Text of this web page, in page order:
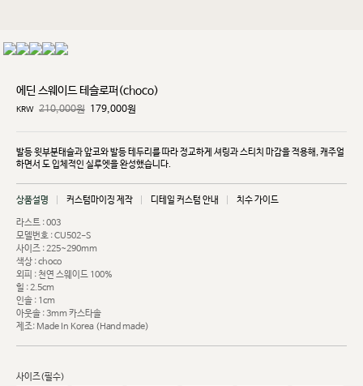
에딘 스웨이드 테슬로퍼(choco)
KRW 210,000원 179,000원
발등 윗부분태슬과 앞코와 발등 테두리를 따라 정교하게 셔링과 스티치 마감을 적용해, 캐주얼
하면서 도 입체적인 실루엣을 완성했습니다.
상품설명 커스텀마이징 제작 디테일 커스텀 안내 치수 가이드
라스트 : 003
모델번호 : CU502-S
사이즈 : 225~290mm
색상 : choco
외피 : 천연 스웨이드 100%
힐 : 2.5cm
인솔 : 1cm
아웃솔 : 3mm 카스타솔
제조: Made In Korea (Hand made)
사이즈(필수)